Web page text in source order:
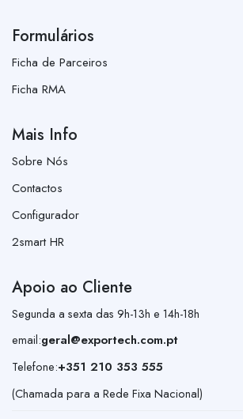
Formulários
Ficha de Parceiros
Ficha RMA
Mais Info
Sobre Nós
Contactos
Configurador
2smart HR
Apoio ao Cliente
Segunda a sexta das 9h-13h e 14h-18h
email:geral@exportech.com.pt
Telefone:+351 210 353 555
(Chamada para a Rede Fixa Nacional)